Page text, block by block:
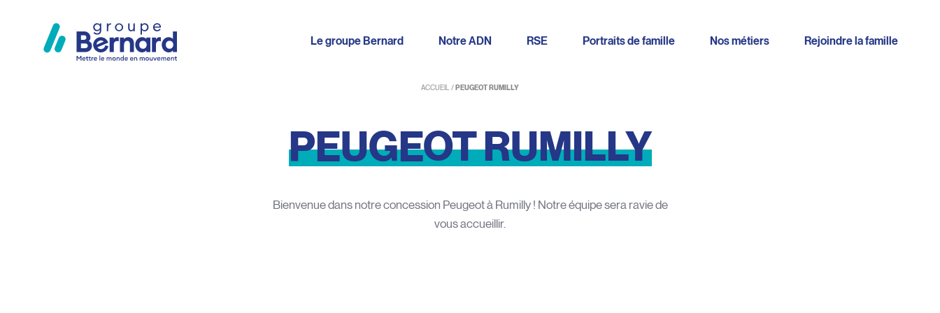
Le groupe Bernard Notre ADN RSE Portraits de famille Nos métiers Rejoindre la famille
ACCUEIL / PEUGEOT RUMILLY
PEUGEOTRUMILLY
Bienvenue dans notre concession Peugeot à Rumilly ! Notre équipe sera ravie de
vous accueillir.